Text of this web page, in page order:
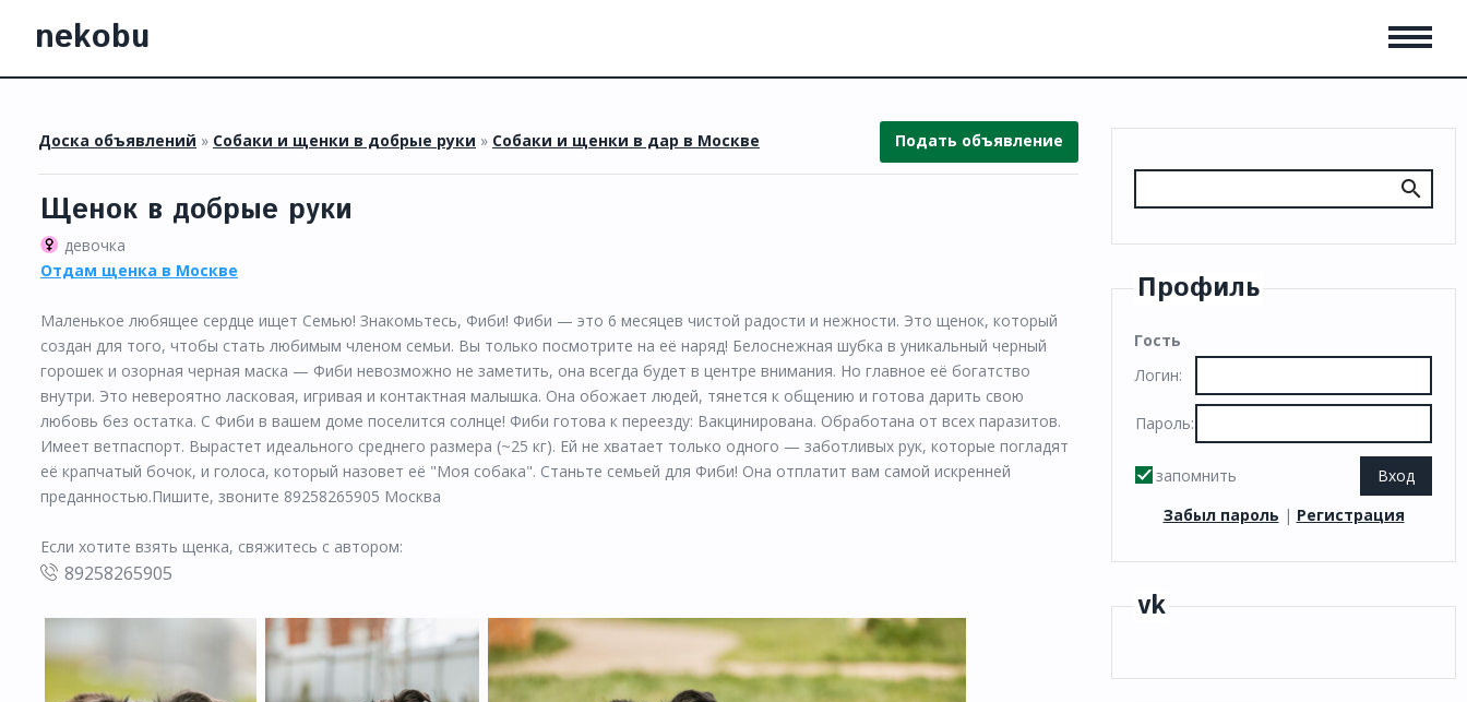
nekobu
Доска объявлений » Собаки и щенки в добрые руки » Собаки и щенки в дар в Москве Подать объявление
Щенок в добрые руки
девочка
Отдам щенка в Москве
Маленькое любящее сердце ищет Семью! Знакомьтесь, Фиби! Фиби — это 6 месяцев чистой радости и нежности. Это щенок, который
создан для того, чтобы стать любимым членом семьи. Вы только посмотрите на её наряд! Белоснежная шубка в уникальный черный
горошек и озорная черная маска — Фиби невозможно не заметить, она всегда будет в центре внимания. Но главное её богатство
внутри. Это невероятно ласковая, игривая и контактная малышка. Она обожает людей, тянется к общению и готова дарить свою
любовь без остатка. С Фиби в вашем доме поселится солнце! Фиби готова к переезду: Вакцинирована. Обработана от всех паразитов.
Имеет ветпаспорт. Вырастет идеального среднего размера (~25 кг). Ей не хватает только одного — заботливых рук, которые погладят
её крапчатый бочок, и голоса, который назовет её "Моя собака". Станьте семьей для Фиби! Она отплатит вам самой искренней
преданностью.Пишите, звоните 89258265905 Москва
Если хотите взять щенка, свяжитесь с автором:
89258265905
Профиль
Гость
Логин:
Пароль:
запомнить
Забыл пароль | Регистрация
vk